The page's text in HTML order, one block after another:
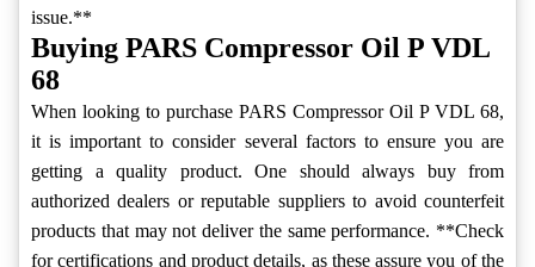
issue.**
Buying PARS Compressor Oil P VDL
68
When looking to purchase PARS Compressor Oil P VDL 68,
it is important to consider several factors to ensure you are
getting a quality product. One should always buy from
authorized dealers or reputable suppliers to avoid counterfeit
products that may not deliver the same performance. **Check
for certifications and product details, as these assure you of the